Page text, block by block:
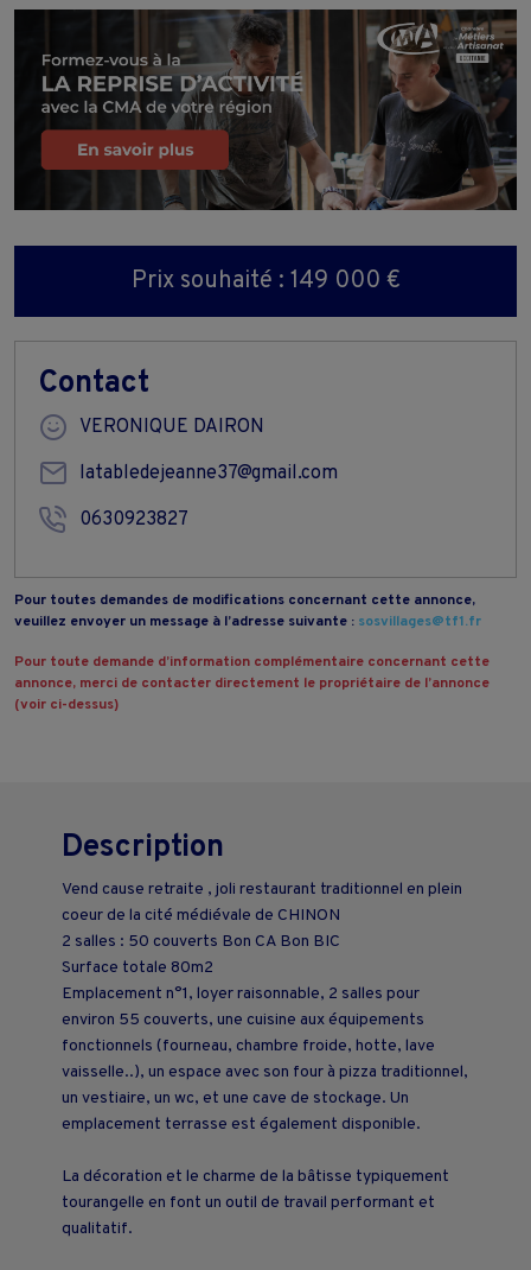
Prix souhaité : 149 000 €
Contact
VERONIQUE DAIRON
latabledejeanne37@gmail.com
0630923827
Pour toutes demandes de modifications concernant cette annonce,
veuillez envoyer un message à l’adresse suivante : sosvillages@tf1.fr
Pour toute demande d’information complémentaire concernant cette
annonce, merci de contacter directement le propriétaire de l’annonce
(voir ci-dessus)
Description
Vend cause retraite , joli restaurant traditionnel en plein
coeur de la cité médiévale de CHINON
2 salles : 50 couverts Bon CA Bon BIC
Surface totale 80m2
Emplacement n°1, loyer raisonnable, 2 salles pour
environ 55 couverts, une cuisine aux équipements
fonctionnels (fourneau, chambre froide, hotte, lave
vaisselle..), un espace avec son four à pizza traditionnel,
un vestiaire, un wc, et une cave de stockage. Un
emplacement terrasse est également disponible.
La décoration et le charme de la bâtisse typiquement
tourangelle en font un outil de travail performant et
qualitatif.